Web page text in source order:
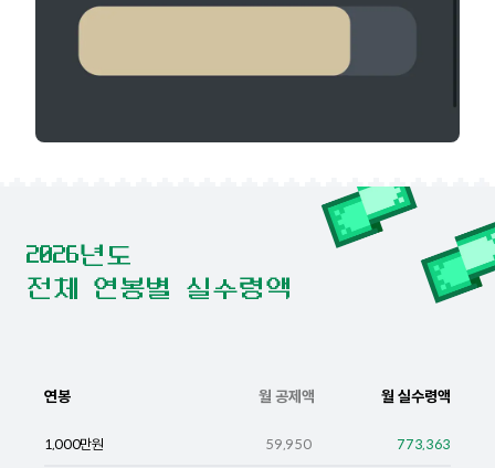
2026년도
전체 연봉별 실수령액
연봉 월 공제액 월 실수령액
1,000만원 59,950 773,363